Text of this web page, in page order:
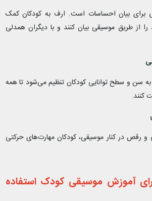
برای بیان احساسات است. ارف به کودکان کمک
از طریق موسیقی بیان کنند و با دیگران همدلی
به سن و سطح توانایی کودکان تنظیم می‌شود تا همه
کنند.
و رقص در کنار موسیقی، کودکان مهارت‌های حرکتی
آموزش موسیقی کودک استفاده